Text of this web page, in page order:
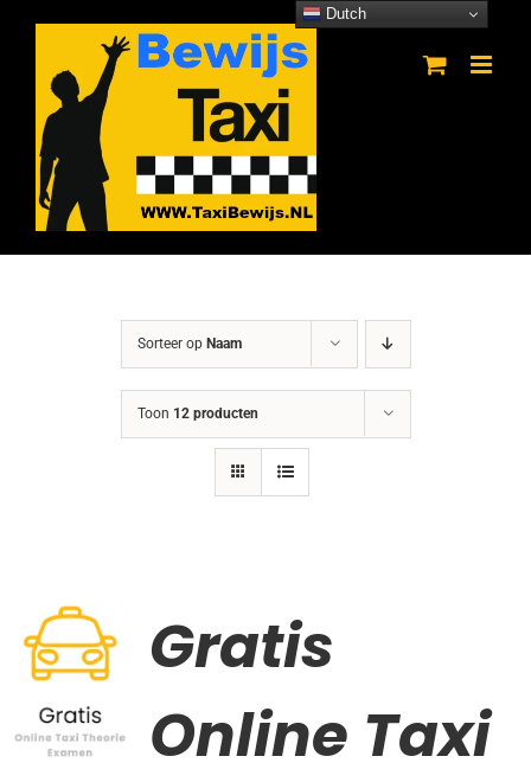
Sorteer op Naam
Toon 12 producten
Gewaardeerd
5.00
uit 5
TOEVOEGEN
AAN
/
DETAILS
Gratis
Online Taxi
Dutch